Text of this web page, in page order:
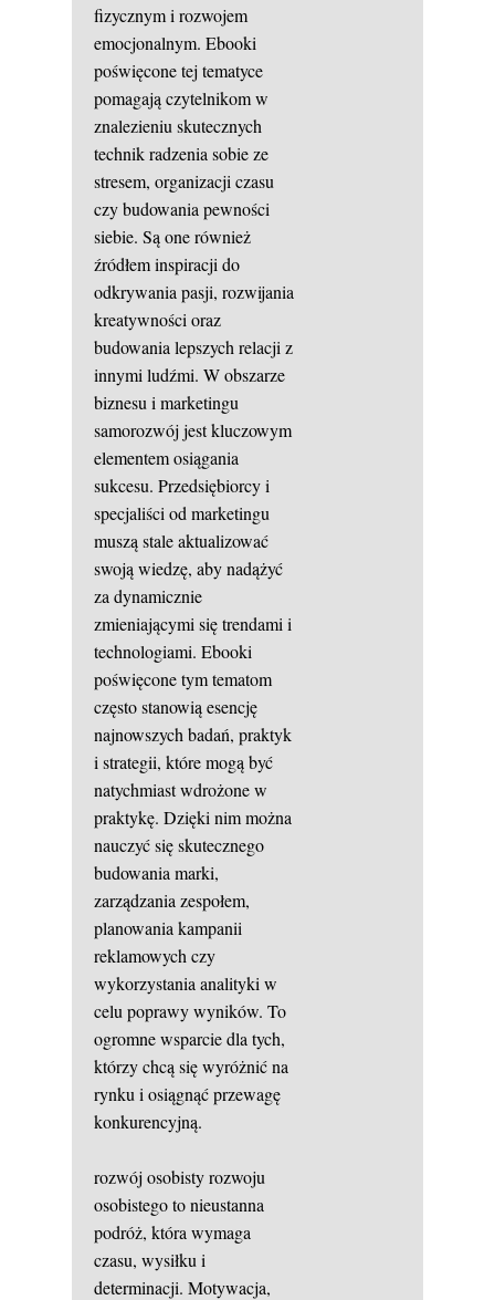
fizycznym i rozwojem
emocjonalnym. Ebooki
poświęcone tej tematyce
pomagają czytelnikom w
znalezieniu skutecznych
technik radzenia sobie ze
stresem, organizacji czasu
czy budowania pewności
siebie. Są one również
źródłem inspiracji do
odkrywania pasji, rozwijania
kreatywności oraz
budowania lepszych relacji z
innymi ludźmi. W obszarze
biznesu i marketingu
samorozwój jest kluczowym
elementem osiągania
sukcesu. Przedsiębiorcy i
specjaliści od marketingu
muszą stale aktualizować
swoją wiedzę, aby nadążyć
za dynamicznie
zmieniającymi się trendami i
technologiami. Ebooki
poświęcone tym tematom
często stanowią esencję
najnowszych badań, praktyk
i strategii, które mogą być
natychmiast wdrożone w
praktykę. Dzięki nim można
nauczyć się skutecznego
budowania marki,
zarządzania zespołem,
planowania kampanii
reklamowych czy
wykorzystania analityki w
celu poprawy wyników. To
ogromne wsparcie dla tych,
którzy chcą się wyróżnić na
rynku i osiągnąć przewagę
konkurencyjną.
rozwój osobistyrozwoju
osobistego to nieustanna
podróż, która wymaga
czasu, wysiłku i
determinacji. Motywacja,